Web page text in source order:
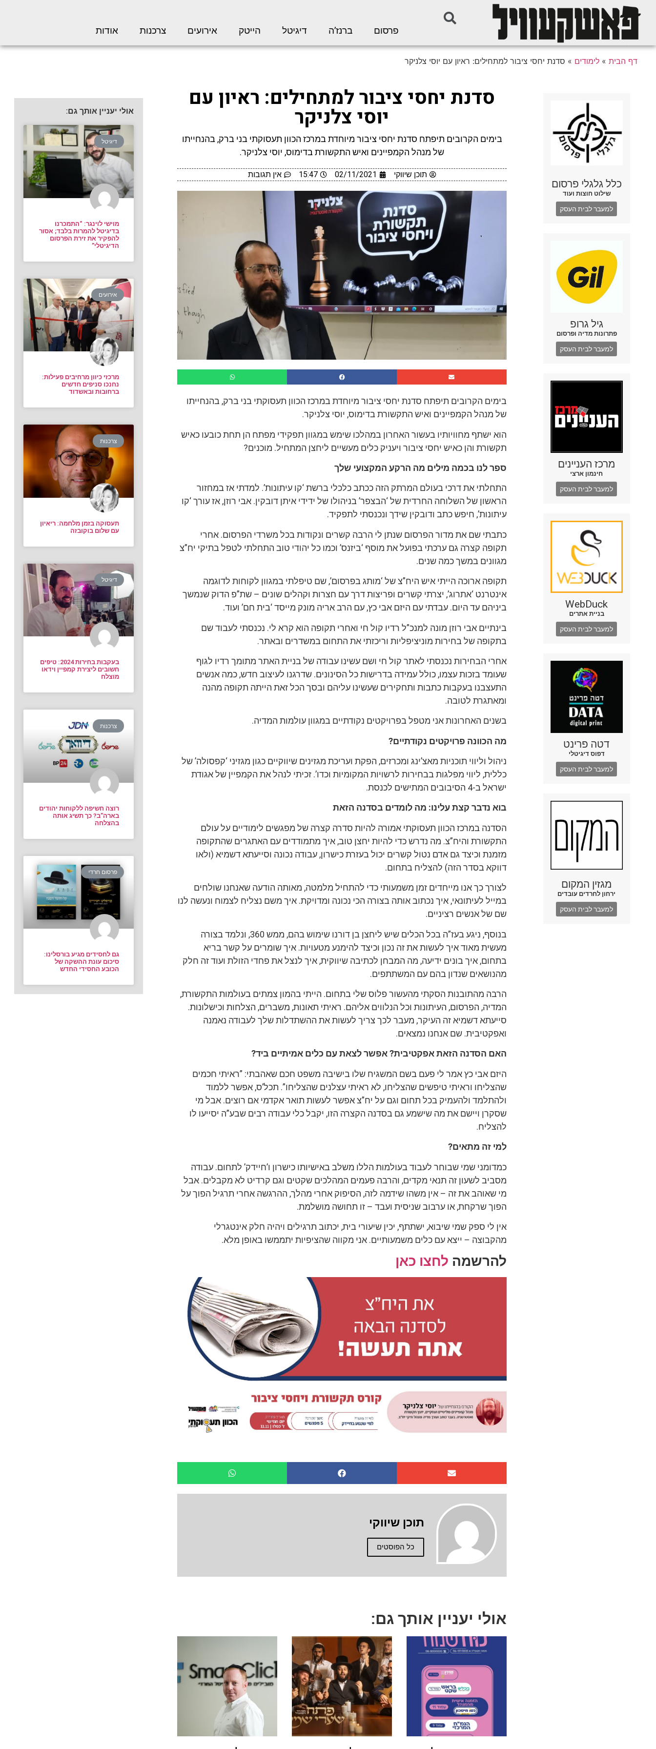
פרסום ברנז’ה דיגיטל הייטק אירועים צרכנות אודות
דף הבית »לימודים » סדנת יחסי ציבור למתחילים: ראיון עם יוסי צלניקר
כלל גלגלי פרסום
שילוט חוצות ועוד
למעבר לבית העסק
גיל גרופ
פתרונות מדיה ופרסום
למעבר לבית העסק
מרכז העניינים
חינמון ארצי
למעבר לבית העסק
WebDuck
בניית אתרים
למעבר לבית העסק
דטה פרינט
דפוס דיגיטלי
למעבר לבית העסק
מגזין המקום
ירחון לחרדים עובדים
למעבר לבית העסק
סדנת יחסי ציבור למתחילים: ראיון עם
יוסי צלניקר
בימים הקרובים תיפתח סדנת יחסי ציבור מיוחדת במרכז הכוון תעסוקתי בני ברק, בהנחייתו
של מנהל הקמפיינים ואיש התקשורת בדימוס, יוסי צלניקר.
תוכן שיווקי 02/11/2021
15:47 אין תגובות
בימים הקרובים תיפתח סדנת יחסי ציבור מיוחדת במרכז הכוון תעסוקתי בני ברק, בהנחייתו
של מנהל הקמפיינים ואיש התקשורת בדימוס, יוסי צלניקר.
הוא ישתף מחוויותיו בעשור האחרון במהלכו שימש במגוון תפקידי מפתח הן תחת כובעו כאיש
תקשורת והן כאיש יחסי ציבור ויעניק כלים מעשיים ליחצן המתחיל. מוכנים?
ספר לנו בכמה מילים מה הרקע המקצועי שלך
התחלתי את דרכי בעולם המרתק הזה ככתב כלכלי ברשת ‘קו עיתונות’. למדתי אז במחזור
הראשון של השלוחה החרדית של ‘הבצפר’ בניהולו של ידידי איתן דובקין. אבי רוזן, אז עורך ‘קו
עיתונות’, חיפש כתב ודובקין שידך ונכנסתי לתפקיד.
כתבתי שם את מדור הפרסום שנתן לי הרבה קשרים ונקודות בכל משרדי הפרסום. אחרי
תקופה קצרה גם ערכתי בפועל את מוסף ‘ביזנס’ וכמו כל יהודי טוב התחלתי לטפל בתיקי יח”צ
מגוונים במשך כמה שנים.
תקופה ארוכה הייתי איש היח”צ של ‘מותג בפרסום’, שם טיפלתי במגוון לקוחות לדוגמה
אינטרנט ‘אתרוג’, יצרתי קשרים ופריצות דרך עם חצרות וקהלים שונים – שת”פ הדוק שנמשך
ביניהם עד היום. עבדתי עם היזם אבי כץ, עם הרב אריה מונק מייסד ‘בית חם’ ועוד.
בינתיים אבי רוזן מונה למנכ”ל רדיו קול חי ואחרי תקופה הוא קרא לי. נכנסתי לעבוד שם
בתקופה של בחירות מוניציפליות וריכזתי את התחום במשדרים ובאתר.
אחרי הבחירות נכנסתי לאתר קול חי ושם עשינו עבודה של בניית האתר מתומך רדיו לגוף
שעומד בזכות עצמו, כולל עמידה בדרישות כל הסינונים. שדרגנו לעיצוב חדש, כמה אנשים
התעצבנו בעקבות כתבות ותחקירים שעשינו עליהם ובסך הכל זאת הייתה תקופה מהנה
ומאתגרת לטובה.
בשנים האחרונות אני מטפל בפרויקטים נקודתיים במגוון עולמות המדיה.
מה הכוונה פרויקטים נקודתיים?
ניהול וליווי תוכניות מאצ’ינג ומכרזים, הפקת ועריכת מגזינים שיווקיים כגון מגזיני ‘קפסולה’ של
כללית, ליווי מפלגות בבחירות לרשויות המקומיות וכדו’. זכיתי לנהל את הקמפיין של אגודת
ישראל ב-4 הסיבובים המתישים לכנסת.
בוא נדבר קצת עלינו: מה לומדים בסדנה הזאת
הסדנה במרכז הכוון תעסוקתי אמורה להיות סדרה קצרה של מפגשים לימודיים על עולם
התקשורת והיח”צ. מה נדרש כדי להיות יחצן טוב, איך מתמודדים עם האתגרים שהתקופה
מזמנת וכיצד גם אדם נטול קשרים יכול בעזרת כישרון, עבודה נכונה וסייעתא דשמיא (ולאו
דווקא בסדר הזה) להצליח בתחום.
לצורך כך אנו מייחדים זמן משמעותי כדי להתחיל מלמטה, מאותה הודעה שאנחנו שולחים
במייל לעיתונאי, איך נכתוב אותה בצורה הכי נכונה ומדויקת. איך משם נצליח לצמוח ונעשה לנו
שם של אנשים רציניים.
בנוסף, ניגע בעז”ה בכל הכלים שיש ליחצן בן דורנו שימוש בהם, ממש 360, ונלמד בצורה
מעשית מאוד איך לעשות את זה נכון וכיצד להימנע מטעויות. איך שומרים על קשר בריא
בתחום, איך בונים ידיעה, מה המבחן לכתיבה שיווקית, איך לנצל את פחדי הזולת ועוד זה חלק
מהנושאים שנדון בהם עם המשתתפים.
הרבה מהתובנות הסקתי מהעשור פלוס שלי בתחום. הייתי בהמון צמתים בעולמות התקשורת,
המדיה, הפרסום, העיתונות וכל הנלווים אליהם. ראיתי תאונות, משברים, הצלחות וכישלונות.
סייעתא דשמיא זה העיקר, מעבר לכך צריך לעשות את ההשתדלות שלך לעבודה נאמנה
ואפקטיבית. שם אנחנו נמצאים.
האם הסדנה הזאת אפקטיבית? אפשר לצאת עם כלים אמיתיים ביד?
היזם אבי כץ אמר לי פעם בשם המשגיח שלו בישיבה משפט חכם שאהבתי: ”ראיתי חכמים
שהצליחו וראיתי טיפשים שהצליחו, לא ראיתי עצלנים שהצליחו”. תכל’ס, אפשר ללמוד
ולהתלמד ולהעמיק בכל תחום וגם על יח”צ אפשר לעשות תואר אקדמי אם רוצים. אבל מי
שסקרן ויישם את מה שישמע גם בסדנה הקצרה הזו, יקבל כלי עבודה רבים שבע”ה יסייעו לו
להצליח.
למי זה מתאים?
כמדומני שמי שבוחר לעבוד בעולמות הללו משלב באישיותו כישרון ו’חיידק’ לתחום. עבודה
מסביב לשעון זה תנאי מקדים, והרבה פעמים המהלכים שקטים וגם קרדיט לא מקבלים. אבל
מי שאוהב את זה – אין משהו שידמה לזה, הסיפוק אחרי מהלך, ההרגשה אחרי תרגיל הפוך על
הפוך שרקחת, או ערבוב שניסית ועבד – זו תחושה מושלמת.
אין לי ספק שמי שיבוא, ישתתף, יכין שיעורי בית, יכתוב תרגילים ויהיה חלק אינטגרלי
מהקבוצה – ייצא עם כלים משמעותיים. אני מקווה שהציפיות יתממשו באופן מלא.
להרשמה לחצו כאן
תוכן שיווקי
כל הפוסטים
אולי יעניין אותך גם:
אולי יעניין אותך גם:
דיגיטל
מוישי לוינגר: “התמכרנו
בדיגיטל להמרות בלבד; אסור
להפקיר את זירת הפרסום
הדיגיטלי”
אירועים
מרכזי כיוון מרחיבים פעילות:
נחנכו סניפים חדשים
ברחובות ובאשדוד
צרכנות
תעסוקה בזמן מלחמה: ריאיון
עם שלום בוקובזה
דיגיטל
בעקבות בחירות 2024: טיפים
חשובים ליצירת קמפיין וידאו
מוצלח
צרכנות
רוצה חשיפה ללקוחות יהודים
בארה”ב? כך תשיג אותה
בהצלחה
פרסום חרדי
גם לחסידים מגיע בורסלינו:
סיכום עונת ההשקה של
הכובע החסידי החדש